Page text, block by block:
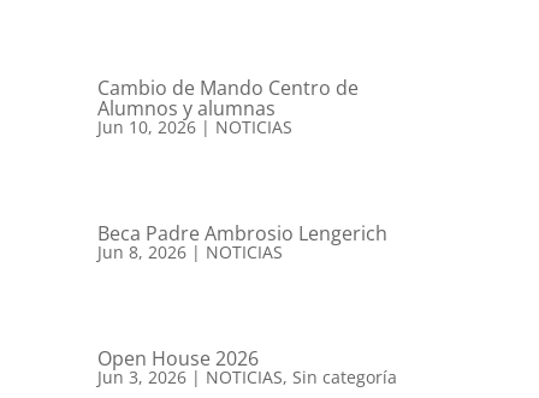
Cambio de Mando Centro de
Alumnos y alumnas
Jun 10, 2026| NOTICIAS
Beca Padre Ambrosio Lengerich
Jun 8, 2026| NOTICIAS
Open House 2026
Jun 3, 2026| NOTICIAS, Sin categoría